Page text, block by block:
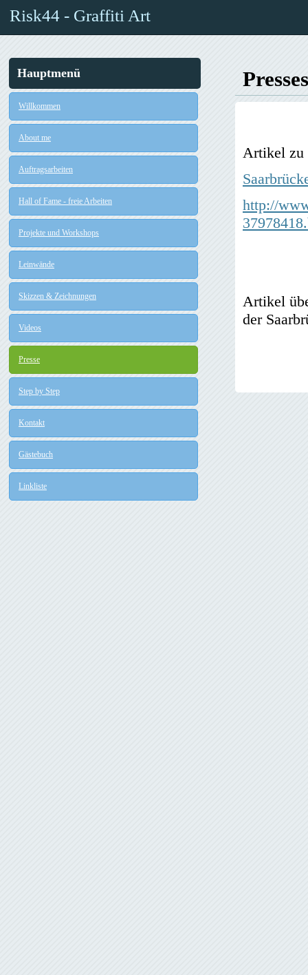
Risk44 - Graffiti Art
Hauptmenü
Willkommen
About me
Auftragsarbeiten
Hall of Fame - freie Arbeiten
Projekte und Workshops
Leinwände
Skizzen & Zeichnungen
Videos
Presse
Step by Step
Kontakt
Gästebuch
Linkliste
Artikel zu
http://
Artikel
der